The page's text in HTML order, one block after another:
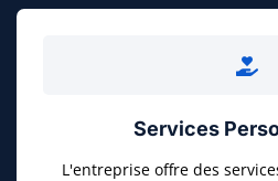
Services
L'entreprise offre des